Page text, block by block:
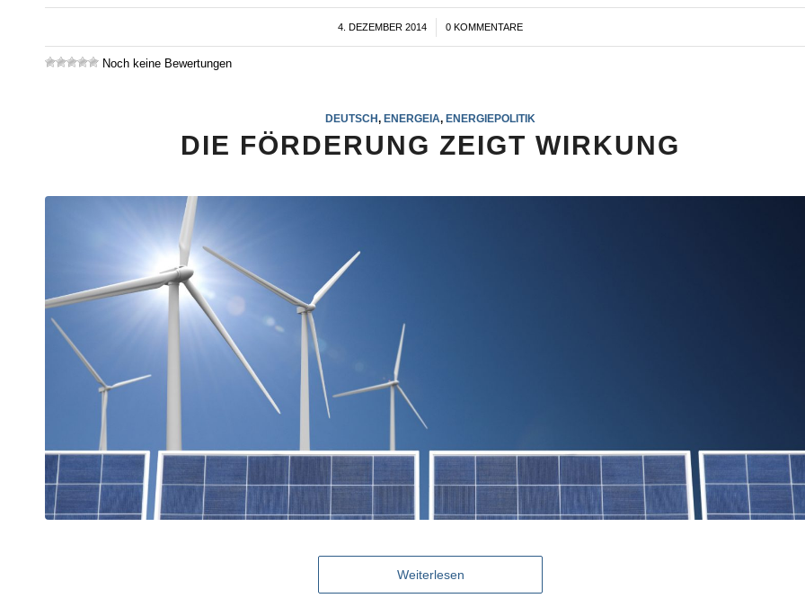
4. DEZEMBER 2014
/ 0 KOMMENTARE
Noch keine Bewertungen
DEUTSCH,ENERGEIA,ENERGIEPOLITIK
DIE FÖRDERUNG ZEIGT WIRKUNG
Weiterlesen